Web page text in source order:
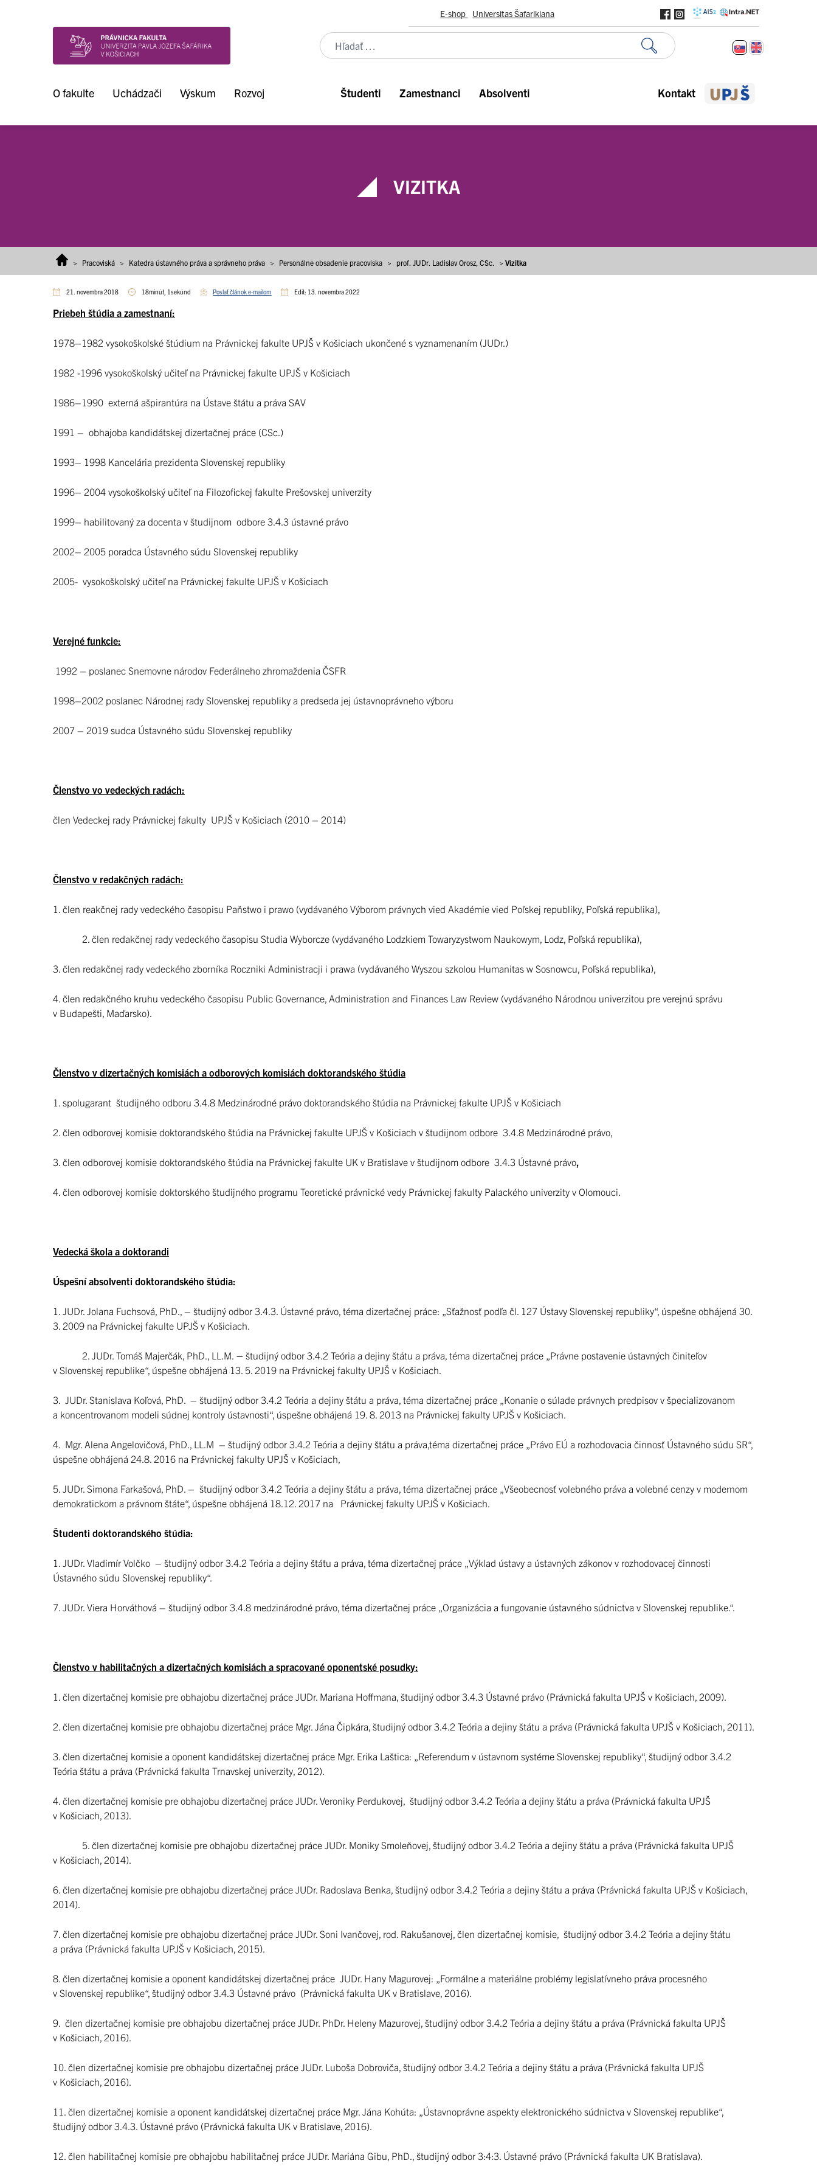
E-shop Universitas Šafarikiana
O fakulte Uchádzači Výskum Rozvoj Študenti Zamestnanci Absolventi Kontakt
VIZITKA
> Pracoviská > Katedra ústavného práva a správneho práva > Personálne obsadenie pracoviska > prof. JUDr. Ladislav Orosz, CSc. > Vizitka
21. novembra 2018 18minút, 1sekúnd Poslať článok e-mailom Edit: 13. novembra 2022
Priebeh štúdia a zamestnaní:
1978–1982 vysokoškolské štúdium na Právnickej fakulte UPJŠ v Košiciach ukončené s vyznamenaním (JUDr.)
1982 -1996 vysokoškolský učiteľ na Právnickej fakulte UPJŠ v Košiciach
1986–1990 externá ašpirantúra na Ústave štátu a práva SAV
1991 – obhajoba kandidátskej dizertačnej práce (CSc.)
1993– 1998 Kancelária prezidenta Slovenskej republiky
1996– 2004 vysokoškolský učiteľ na Filozofickej fakulte Prešovskej univerzity
1999– habilitovaný za docenta v študijnom odbore 3.4.3 ústavné právo
2002– 2005 poradca Ústavného súdu Slovenskej republiky
2005- vysokoškolský učiteľ na Právnickej fakulte UPJŠ v Košiciach
Verejné funkcie:
1992 – poslanec Snemovne národov Federálneho zhromaždenia ČSFR
1998–2002 poslanec Národnej rady Slovenskej republiky a predseda jej ústavnoprávneho výboru
2007 – 2019 sudca Ústavného súdu Slovenskej republiky
Členstvo vo vedeckých radách:
člen Vedeckej rady Právnickej fakulty UPJŠ v Košiciach (2010 – 2014)
Členstvo v redakčných radách:
1. člen reakčnej rady vedeckého časopisu Paňstwo i prawo (vydávaného Výborom právnych vied Akadémie vied Poľskej republiky, Poľská republika),
2. člen redakčnej rady vedeckého časopisu Studia Wyborcze (vydávaného Lodzkiem Towaryzystwom Naukowym, Lodz, Poľská republika),
3. člen redakčnej rady vedeckého zborníka Roczniki Administracji i prawa (vydávaného Wyszou szkolou Humanitas w Sosnowcu, Poľská republika),
4. člen redakčného kruhu vedeckého časopisu Public Governance, Administration and Finances Law Review (vydávaného Národnou univerzitou pre verejnú správu
v Budapešti, Maďarsko).
Členstvo v dizertačných komisiách a odborových komisiách doktorandského štúdia
1. spolugarant študijného odboru 3.4.8 Medzinárodné právo doktorandského štúdia na Právnickej fakulte UPJŠ v Košiciach
2. člen odborovej komisie doktorandského štúdia na Právnickej fakulte UPJŠ v Košiciach v študijnom odbore 3.4.8 Medzinárodné právo,
3. člen odborovej komisie doktorandského štúdia na Právnickej fakulte UK v Bratislave v študijnom odbore 3.4.3 Ústavné právo,
4. člen odborovej komisie doktorského študijného programu Teoretické právnické vedy Právnickej fakulty Palackého univerzity v Olomouci.
Vedecká škola a doktorandi
Úspešní absolventi doktorandského štúdia:
1. JUDr. Jolana Fuchsová, PhD., – študijný odbor 3.4.3. Ústavné právo, téma dizertačnej práce: „Sťažnosť podľa čl. 127 Ústavy Slovenskej republiky“, úspešne obhájená 30.
3. 2009 na Právnickej fakulte UPJŠ v Košiciach.
2. JUDr. Tomáš Majerčák, PhD., LL.M. – študijný odbor 3.4.2 Teória a dejiny štátu a práva, téma dizertačnej práce „Právne postavenie ústavných činiteľov
v Slovenskej republike“, úspešne obhájená 13. 5. 2019 na Právnickej fakulty UPJŠ v Košiciach.
3. JUDr. Stanislava Koľová, PhD. – študijný odbor 3.4.2 Teória a dejiny štátu a práva, téma dizertačnej práce „Konanie o súlade právnych predpisov v špecializovanom
a koncentrovanom modeli súdnej kontroly ústavnosti“, úspešne obhájená 19. 8. 2013 na Právnickej fakulty UPJŠ v Košiciach.
4. Mgr. Alena Angelovičová, PhD., LL.M – študijný odbor 3.4.2 Teória a dejiny štátu a práva,téma dizertačnej práce „Právo EÚ a rozhodovacia činnosť Ústavného súdu SR“,
úspešne obhájená 24.8. 2016 na Právnickej fakulty UPJŠ v Košiciach,
5. JUDr. Simona Farkašová, PhD. – študijný odbor 3.4.2 Teória a dejiny štátu a práva, téma dizertačnej práce „Všeobecnosť volebného práva a volebné cenzy v modernom
demokratickom a právnom štáte“, úspešne obhájená 18.12. 2017 na Právnickej fakulty UPJŠ v Košiciach.
Študenti doktorandského štúdia:
1. JUDr. Vladimír Volčko – študijný odbor 3.4.2 Teória a dejiny štátu a práva, téma dizertačnej práce „Výklad ústavy a ústavných zákonov v rozhodovacej činnosti
Ústavného súdu Slovenskej republiky“.
7. JUDr. Viera Horváthová – študijný odbor 3.4.8 medzinárodné právo, téma dizertačnej práce „Organizácia a fungovanie ústavného súdnictva v Slovenskej republike.“.
Členstvo v habilitačných a dizertačných komisiách a spracované oponentské posudky:
1. člen dizertačnej komisie pre obhajobu dizertačnej práce JUDr. Mariana Hoffmana, študijný odbor 3.4.3 Ústavné právo (Právnická fakulta UPJŠ v Košiciach, 2009).
2. člen dizertačnej komisie pre obhajobu dizertačnej práce Mgr. Jána Čipkára, študijný odbor 3.4.2 Teória a dejiny štátu a práva (Právnická fakulta UPJŠ v Košiciach, 2011).
3. člen dizertačnej komisie a oponent kandidátskej dizertačnej práce Mgr. Erika Laštica: „Referendum v ústavnom systéme Slovenskej republiky“, študijný odbor 3.4.2
Teória štátu a práva (Právnická fakulta Trnavskej univerzity, 2012).
4. člen dizertačnej komisie pre obhajobu dizertačnej práce JUDr. Veroniky Perdukovej, študijný odbor 3.4.2 Teória a dejiny štátu a práva (Právnická fakulta UPJŠ
v Košiciach, 2013).
5. člen dizertačnej komisie pre obhajobu dizertačnej práce JUDr. Moniky Smoleňovej, študijný odbor 3.4.2 Teória a dejiny štátu a práva (Právnická fakulta UPJŠ
v Košiciach, 2014).
6. člen dizertačnej komisie pre obhajobu dizertačnej práce JUDr. Radoslava Benka, študijný odbor 3.4.2 Teória a dejiny štátu a práva (Právnická fakulta UPJŠ v Košiciach,
2014).
7. člen dizertačnej komisie pre obhajobu dizertačnej práce JUDr. Soni Ivančovej, rod. Rakušanovej, člen dizertačnej komisie, študijný odbor 3.4.2 Teória a dejiny štátu
a práva (Právnická fakulta UPJŠ v Košiciach, 2015).
8. člen dizertačnej komisie a oponent kandidátskej dizertačnej práce JUDr. Hany Magurovej: „Formálne a materiálne problémy legislatívneho práva procesného
v Slovenskej republike“, študijný odbor 3.4.3 Ústavné právo (Právnická fakulta UK v Bratislave, 2016).
9. člen dizertačnej komisie pre obhajobu dizertačnej práce JUDr. PhDr. Heleny Mazurovej, študijný odbor 3.4.2 Teória a dejiny štátu a práva (Právnická fakulta UPJŠ
v Košiciach, 2016).
10. člen dizertačnej komisie pre obhajobu dizertačnej práce JUDr. Luboša Dobroviča, študijný odbor 3.4.2 Teória a dejiny štátu a práva (Právnická fakulta UPJŠ
v Košiciach, 2016).
11. člen dizertačnej komisie a oponent kandidátskej dizertačnej práce Mgr. Jána Kohúta: „Ústavnoprávne aspekty elektronického súdnictva v Slovenskej republike“,
študijný odbor 3.4.3. Ústavné právo (Právnická fakulta UK v Bratislave, 2016).
12. člen habilitačnej komisie pre obhajobu habilitačnej práce JUDr. Mariána Gibu, PhD., študijný odbor 3:4:3. Ústavné právo (Právnická fakulta UK Bratislava).